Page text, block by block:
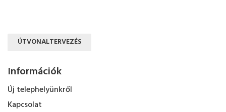
ÚTVONALTERVEZÉS
Információk
Új telephelyünkről
Kapcsolat